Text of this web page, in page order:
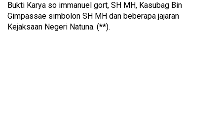
Bukti Karya so immanuel gort, SH MH, Kasubag Bin
Gimpassae simbolon SH MH dan beberapa jajaran
Kejaksaan Negeri Natuna. (**).